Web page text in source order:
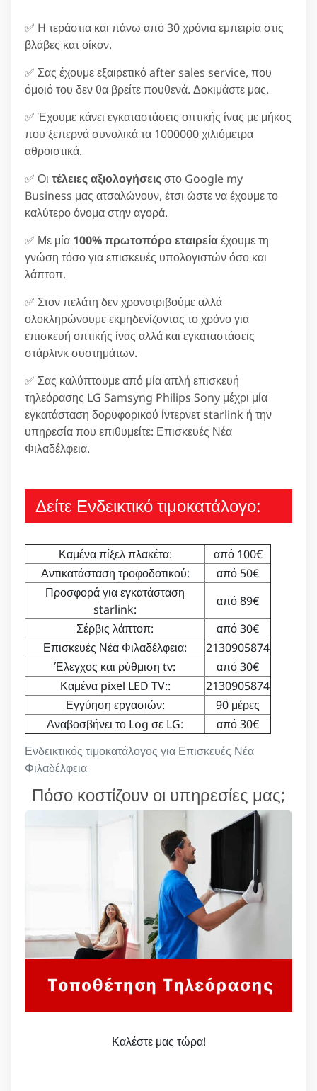
✅ H τεράστια και πάνω από 30 χρόνια εμπειρία στις
βλάβες κατ οίκον.
✅ Σας έχουμε εξαιρετικό after sales service, που
όμοιό του δεν θα βρείτε πουθενά. Δοκιμάστε μας.
✅ Έχουμε κάνει εγκαταστάσεις οπτικής ίνας με μήκος
που ξεπερνά συνολικά τα 1000000 χιλιόμετρα
αθροιστικά.
✅ Οι τέλειες αξιολογήσειςστο Google my
Business μας ατσαλώνουν, έτσι ώστε να έχουμε το
καλύτερο όνομα στην αγορά.
✅ Με μία 100% πρωτοπόρο εταιρείαέχουμε τη
γνώση τόσο για επισκευές υπολογιστών όσο και
λάπτοπ.
✅ Στον πελάτη δεν χρονοτριβούμε αλλά
ολοκληρώνουμε εκμηδενίζοντας το χρόνο για
επισκευή οπτικής ίνας αλλά και εγκαταστάσεις
στάρλινκ συστημάτων.
✅ Σας καλύπτουμε από μία απλή επισκευή
τηλεόρασης LG Samsyng Philips Sony μέχρι μία
εγκατάσταση δορυφορικού ίντερνετ starlink ή την
υπηρεσία που επιθυμείτε: Επισκευές Νέα
Φιλαδέλφεια.
Δείτε Ενδεικτικό τιμοκατάλογο:
Ενδεικτικός τιμοκατάλογος για Επισκευές Νέα
Φιλαδέλφεια
Καμένα πίξελ πλακέτα:
από 100€
Αντικατάσταση τροφοδοτικού:
από 50€
Προσφορά για εγκατάσταση
starlink:
από 89€
Σέρβις λάπτοπ:
από 30€
Επισκευές Νέα Φιλαδέλφεια:
2130905874
Έλεγχος και ρύθμιση tv:
από 30€
Καμένα pixel LED TV::
2130905874
Εγγύηση εργασιών:
90 μέρες
Αναβοσβήνει το Log σε LG:
από 30€
Πόσο κοστίζουν οι υπηρεσίες μας;
Καλέστε μας τώρα!